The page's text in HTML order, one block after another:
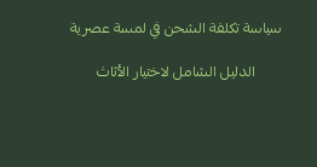
سياسة تكلفة الشحن في لمسة عصرية
الدليل الشامل لاختيار الأثاث